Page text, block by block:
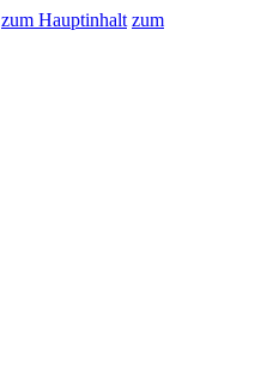
zum Hauptinhalt zum